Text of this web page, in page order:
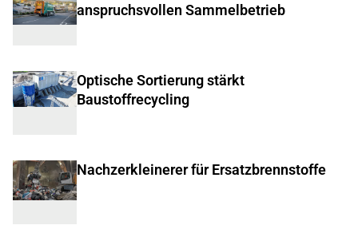
anspruchsvollen Sammelbetrieb
Optische Sortierung stärkt
Baustoffrecycling
Nachzerkleinerer für Ersatzbrennstoffe